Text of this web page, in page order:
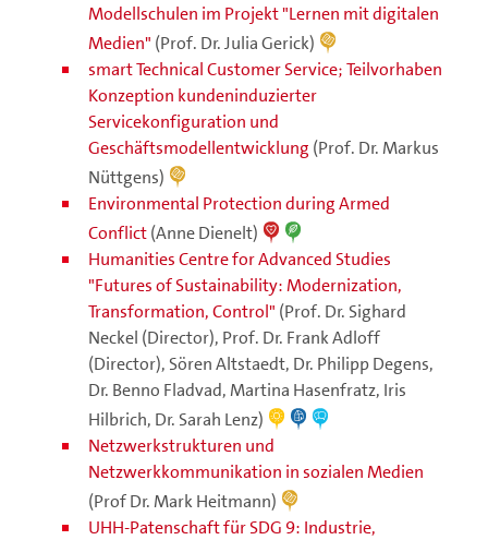
Modellschulen im Projekt "Lernen mit digitalen
Medien" (Prof. Dr. Julia Gerick)
smart Technical Customer Service; Teilvorhaben
Konzeption kundeninduzierter
Servicekonfiguration und
Geschäftsmodellentwicklung (Prof. Dr. Markus
Nüttgens)
Environmental Protection during Armed
Conflict(Anne Dienelt)
Humanities Centre for Advanced Studies
"Futures of Sustainability: Modernization,
Transformation, Control" (Prof. Dr. Sighard
Neckel (Director), Prof. Dr. Frank Adloff
(Director), Sören Altstaedt, Dr. Philipp Degens,
Dr. Benno Fladvad, Martina Hasenfratz, Iris
Hilbrich, Dr. Sarah Lenz)
Netzwerkstrukturen und
Netzwerkkommunikation in sozialen Medien
(Prof Dr. Mark Heitmann)
UHH-Patenschaft für SDG 9: Industrie,